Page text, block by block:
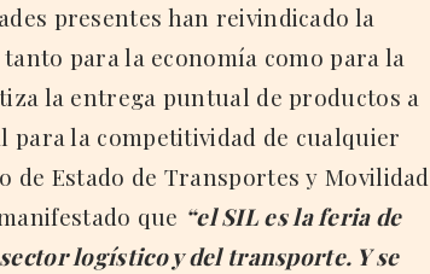
presentes han reivindicado la
para la economía como para la
la entrega puntual de productos a
para la competitividad de cualquier
de Estado de Transportes y Movilidad
que “el SIL es la feria de
logístico y del transporte. Y se